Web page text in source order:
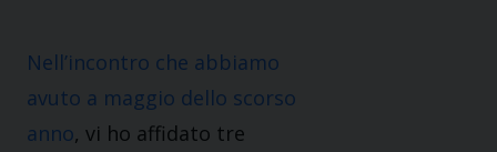
Nell’incontro che abbiamo
avuto a maggio dello scorso
anno, vi ho affidato tre